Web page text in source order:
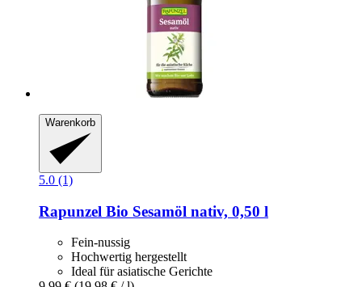
Warenkorb
5.0 (1)
Rapunzel Bio Sesamöl nativ, 0,50 l
Fein-nussig
Hochwertig hergestellt
Ideal für asiatische Gerichte